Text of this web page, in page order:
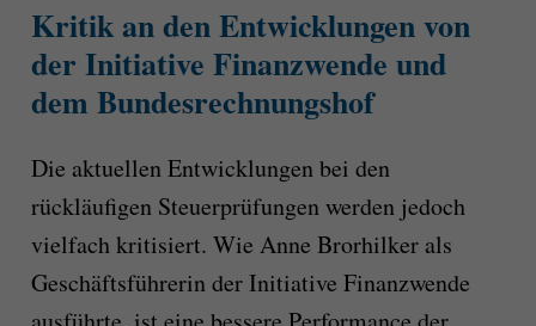
Kritik an den Entwicklungen von
der Initiative Finanzwende und
dem Bundesrechnungshof
Die aktuellen Entwicklungen bei den
rückläufigen Steuerprüfungen werden jedoch
vielfach kritisiert. Wie Anne Brorhilker als
Geschäftsführerin der Initiative Finanzwende